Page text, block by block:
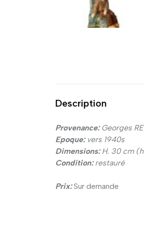
Description
Provenance: Georges
Epoque:vers 1940s
Dimensions:H. 30 cm
Condition:restauré
Prix: Sur demande